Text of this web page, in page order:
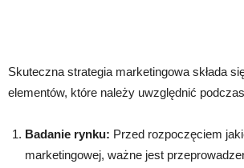
Skuteczna strategia marketingowa składa
elementów, które należy uwzględnić
Badanie rynku: Przed rozpoczęciem
marketingowej, ważne jest